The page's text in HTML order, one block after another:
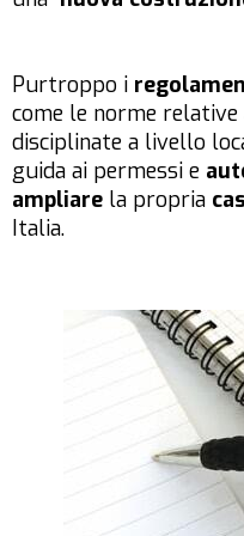
Purtroppo i
come le norme relative
disciplinate a livello
guida ai permessi e
ampliare la propria
Italia.